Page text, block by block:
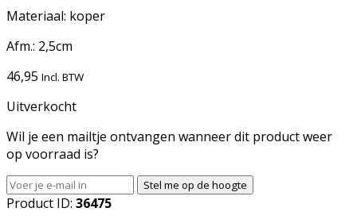
Materiaal: koper
Afm.: 2,5cm
46,95 Incl. BTW
Uitverkocht
Wil je een mailtje ontvangen wanneer dit product weer
op voorraad is?
Stel me op de hoogte
Product ID: 36475